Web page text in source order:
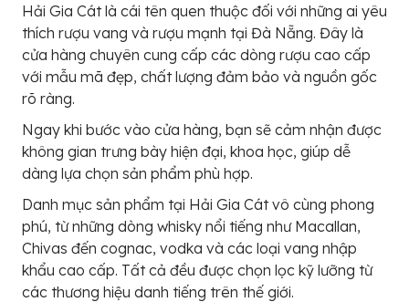
Hải Gia Cát là cái tên quen thuộc đối với những ai yêu
thích rượu vang và rượu mạnh tại Đà Nẵng. Đây là
cửa hàng chuyên cung cấp các dòng rượu cao cấp
với mẫu mã đẹp, chất lượng đảm bảo và nguồn gốc
rõ ràng.
Ngay khi bước vào cửa hàng, bạn sẽ cảm nhận được
không gian trưng bày hiện đại, khoa học, giúp dễ
dàng lựa chọn sản phẩm phù hợp.
Danh mục sản phẩm tại Hải Gia Cát vô cùng phong
phú, từ những dòng whisky nổi tiếng như Macallan,
Chivas đến cognac, vodka và các loại vang nhập
khẩu cao cấp. Tất cả đều được chọn lọc kỹ lưỡng từ
các thương hiệu danh tiếng trên thế giới.